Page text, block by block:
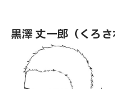
黒澤 丈一郎（くろさ